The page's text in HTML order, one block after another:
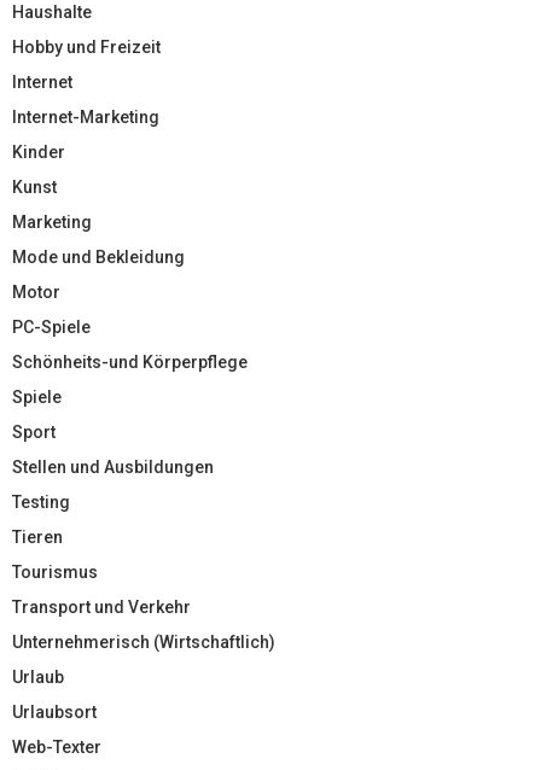
Haushalte
Hobby und Freizeit
Internet
Internet-Marketing
Kinder
Kunst
Marketing
Mode und Bekleidung
Motor
PC-Spiele
Schönheits-und Körperpflege
Spiele
Sport
Stellen und Ausbildungen
Testing
Tieren
Tourismus
Transport und Verkehr
Unternehmerisch (Wirtschaftlich)
Urlaub
Urlaubsort
Web-Texter